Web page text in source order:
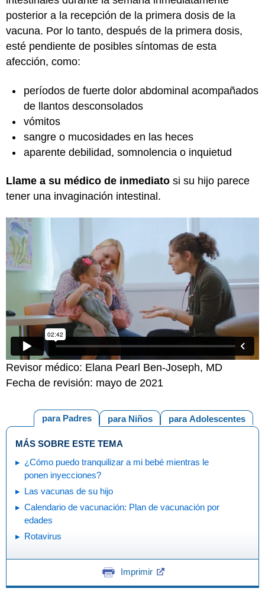
posterior a la recepción de la primera dosis de la
vacuna. Por lo tanto, después de la primera dosis,
esté pendiente de posibles síntomas de esta
afección, como:
períodos de fuerte dolor abdominal acompañados
de llantos desconsolados
vómitos
sangre o mucosidades en las heces
aparente debilidad, somnolencia o inquietud
Llame a su médico de inmediato si su hijo parece
tener una invaginación intestinal.
Revisor médico: Elana Pearl Ben-Joseph, MD
Fecha de revisión: mayo de 2021
para Adolescentes
para Niños
para Padres
MÁS SOBRE ESTE TEMA
¿Cómo puedo tranquilizar a mi bebé mientras le
ponen inyecciones?
Las vacunas de su hijo
Calendario de vacunación: Plan de vacunación por
edades
Rotavirus
Imprimir